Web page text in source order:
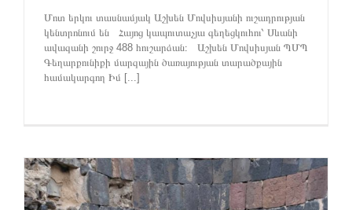
Մոտ երկու տասնամյակ Աշխեն Մովսիսյանի ուշադրության
կենտրոնում են Հայոց կապուտաչյա գեղեցկուհու՝ Սևանի
ավազանի շուրջ 488 հուշարձան։ Աշխեն Մովսիսյան ՊՄՊ
Գեղարքունիքի մարզային ծառայության տարածքային
համակարգող Իմ [...]